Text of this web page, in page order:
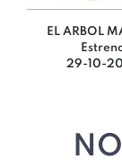
EL ARBOL
29-10-